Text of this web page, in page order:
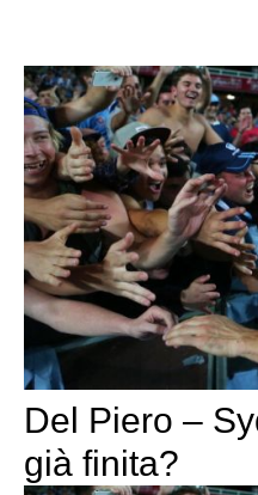
Del Piero –
già finita?